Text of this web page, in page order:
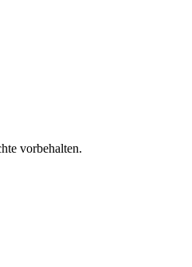
vorbehalten.